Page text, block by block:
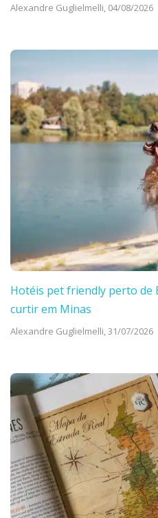
Alexandre Guglielmelli, 04/08/2026
Hotéis pet friendly perto de
curtir em Minas
Alexandre Guglielmelli,31/07/2026